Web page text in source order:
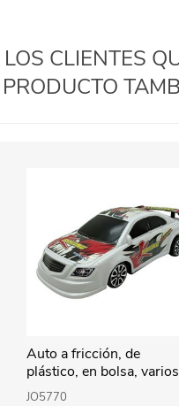
LOS CLIENTES
PRODUCTO
Auto a fricción, de
plástico, en bolsa, varios
colores
JO5770